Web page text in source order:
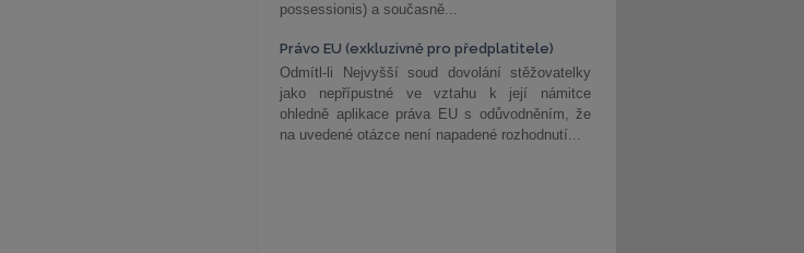
possessionis) a současně...
Právo EU (exkluzivně pro předplatitele)
Odmítl-li Nejvyšší soud dovolání stěžovatelky
jako nepřípustné ve vztahu k její námitce
ohledně aplikace práva EU s odůvodněním, že
na uvedené otázce není napadené rozhodnutí...